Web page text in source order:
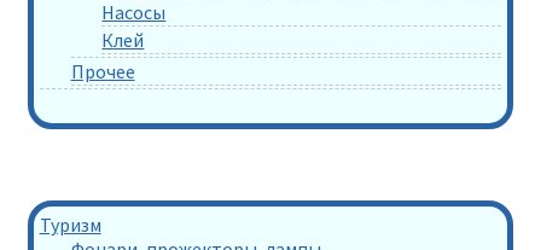
Насосы
Клей
Прочее
Туризм